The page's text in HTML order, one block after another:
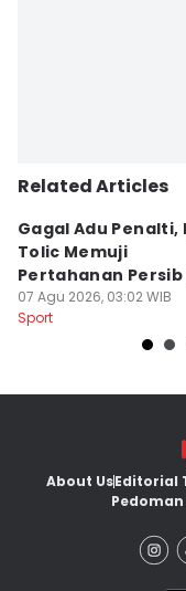
Related Articles
Gagal Adu Penalti,
Tolic Memuji
Pertahanan Persib
Solid
07 Agu 2026, 03:02 WIB
Sport
About UsEditorial